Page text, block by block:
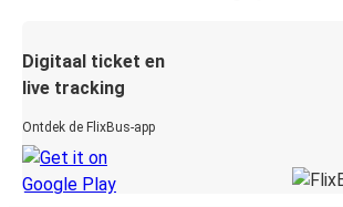
Digitaal ticket en
live tracking
Ontdek de FlixBus-app